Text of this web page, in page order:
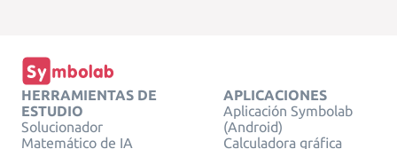
HERRAMIENTAS DE
ESTUDIO
Solucionador
Matemático de IA
APLICACIONES
Aplicación Symbolab
(Android)
Calculadora gráfica